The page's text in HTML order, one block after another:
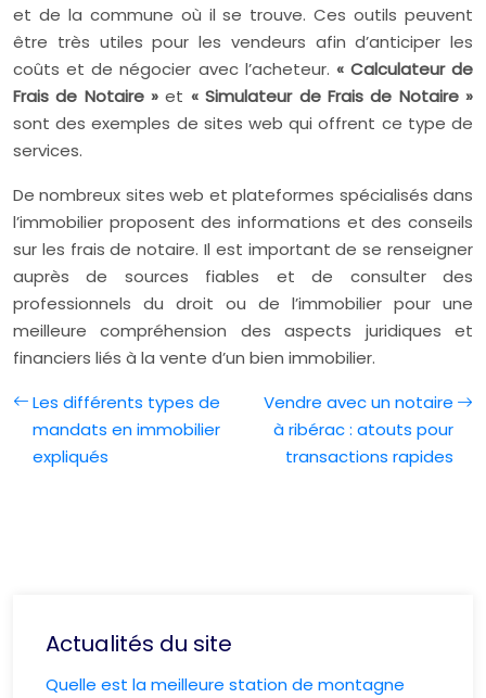
et de la commune où il se trouve. Ces outils peuvent
être très utiles pour les vendeurs afin d’anticiper les
coûts et de négocier avec l’acheteur. « Calculateur de
Frais de Notaire »et « Simulateur de Frais de Notaire »
sont des exemples de sites web qui offrent ce type de
services.
De nombreux sites web et plateformes spécialisés dans
l’immobilier proposent des informations et des conseils
sur les frais de notaire. Il est important de se renseigner
auprès de sources fiables et de consulter des
professionnels du droit ou de l’immobilier pour une
meilleure compréhension des aspects juridiques et
financiers liés à la vente d’un bien immobilier.
Les différents types de
mandats en immobilier
expliqués
Vendre avec un notaire
à ribérac : atouts pour
transactions rapides
Actualités du site
Quelle est la meilleure station de montagne